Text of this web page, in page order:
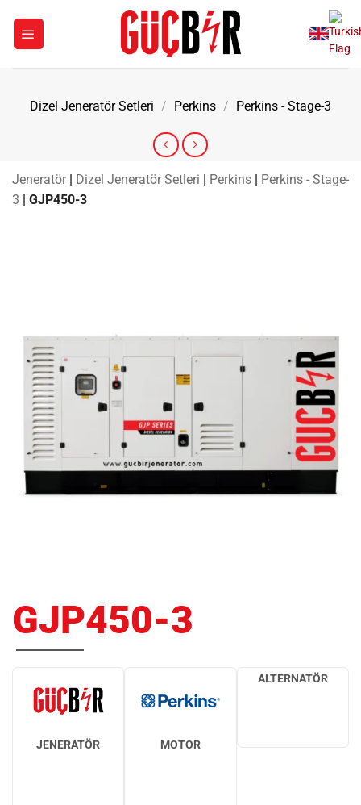
Dizel Jeneratör Setleri / Perkins / Perkins - Stage-3
Jeneratör | Dizel Jeneratör Setleri | Perkins | Perkins - Stage-
3 | GJP450-3
GJP450-3
JENERATÖR MOTOR
ALTERNATÖR